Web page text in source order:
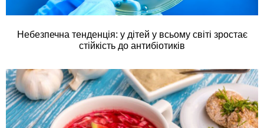
Небезпечна тенденція: у дітей у всьому світі зростає
стійкість до антибіотиків